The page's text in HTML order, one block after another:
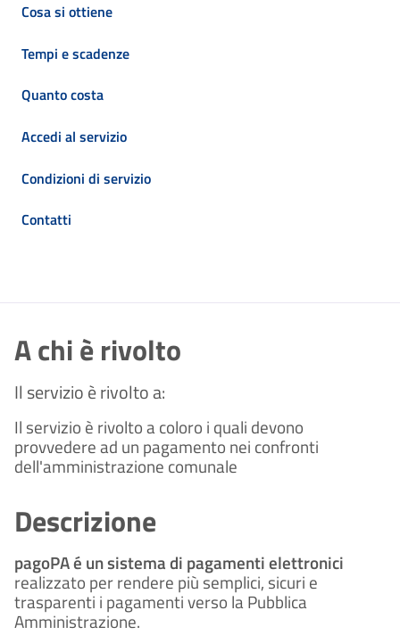
Cosa si ottiene
Tempi e scadenze
Quanto costa
Accedi al servizio
Condizioni di servizio
Contatti
A chi è rivolto
Il servizio è rivolto a:
Il servizio è rivolto a coloro i quali devono
provvedere ad un pagamento nei confronti
dell'amministrazione comunale
Descrizione
pagoPA é un sistema di pagamenti elettronici
realizzato per rendere più semplici, sicuri e
trasparenti i pagamenti verso la Pubblica
Amministrazione.